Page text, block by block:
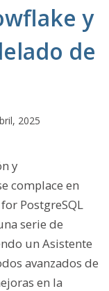
y
de
2025
y
complace en
PostgreSQL
serie de
un Asistente
avanzados de
en la